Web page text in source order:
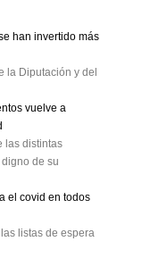
han invertido más
la Diputación y del
vuelve a
las distintas
de su
el covid en todos
listas de espera